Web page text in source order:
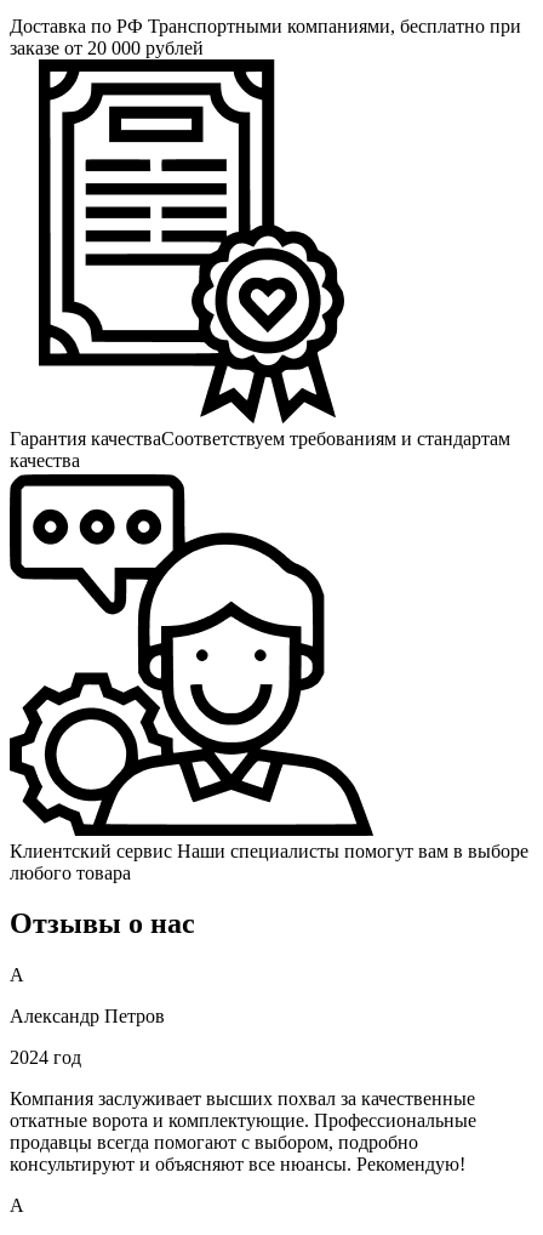
Доставка по РФ Транспортными компаниями, бесплатно при
заказе от 20 000 рублей
Гарантия качестваСоответствуем требованиям и стандартам
качества
Клиентский сервис Наши специалисты помогут вам в выборе
любого товара
Отзывы о нас
А
Александр Петров
2024 год
Компания заслуживает высших похвал за качественные
откатные ворота и комплектующие. Профессиональные
продавцы всегда помогают с выбором, подробно
консультируют и объясняют все нюансы. Рекомендую!
А